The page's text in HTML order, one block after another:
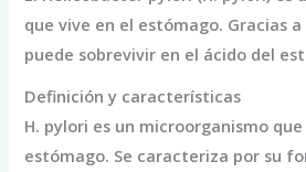
que vive en el estómago. Gracias
puede sobrevivir en el ácido del
Definición y características
H. pylori es un microorganismo
estómago. Se caracteriza por su